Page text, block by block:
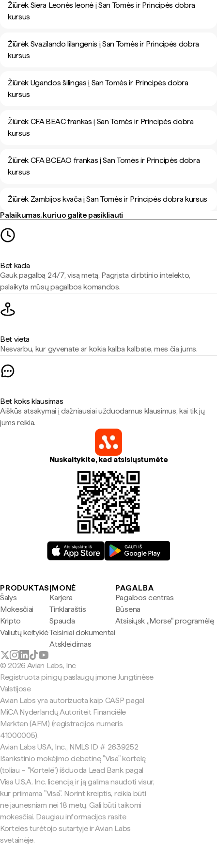
Žiūrėk Siera Leonės leonė į San Tomės ir Principės dobra
kursus
Žiūrėk Svazilando lilangenis į San Tomės ir Principės dobra
kursus
Žiūrėk Ugandos šilingas į San Tomės ir Principės dobra
kursus
Žiūrėk CFA BEAC frankas į San Tomės ir Principės dobra
kursus
Žiūrėk CFA BCEAO frankas į San Tomės ir Principės dobra
kursus
Žiūrėk Zambijos kvača į San Tomės ir Principės dobra kursus
Palaikumas, kuriuo galite pasikliauti
Bet kada
Gauk pagalbą 24/7, visą metą. Pagrįsta dirbtinio intelekto,
palaikyta mūsų pagalbos komandos.
Bet vieta
Nesvarbu, kur gyvenate ar kokia kalba kalbate, mes čia jums.
Bet koks klausimas
Aiškūs atsakymai į dažniausiai užduodamus klausimus, kai tik jų
jums reikia.
Nuskaitykite, kad atsisiųstumėte
PRODUKTAS
Šalys
Mokesčiai
Kripto
Valiutų keityklė
ĮMONĖ
Karjera
Tinklaraštis
Spauda
Teisiniai dokumentai
Atskleidimas
PAGALBA
Pagalbos centras
Būsena
Atsisiųsk „Morse" programėlę
© 2026 Avian Labs, Inc
Registruota pinigų paslaugų įmonė Jungtinėse
Valstijose
Avian Labs yra autorizuota kaip CASP pagal
MiCA Nyderlandų Autoriteit Financiële
Markten (AFM) (registracijos numeris
41000005).
Avian Labs USA, Inc., NMLS ID # 2639252
Išankstinio mokėjimo debetinę "Visa" kortelę
(toliau – "Kortelė") išduoda Lead Bank pagal
Visa U.S.A. Inc. licenciją ir ją galima naudoti visur,
kur priimama "Visa". Norint kreiptis, reikia būti
ne jaunesniam nei 18 metų. Gali būti taikomi
mokesčiai. Daugiau informacijos rasite
Kortelės turėtojo sutartyje ir Avian Labs
svetainėje.